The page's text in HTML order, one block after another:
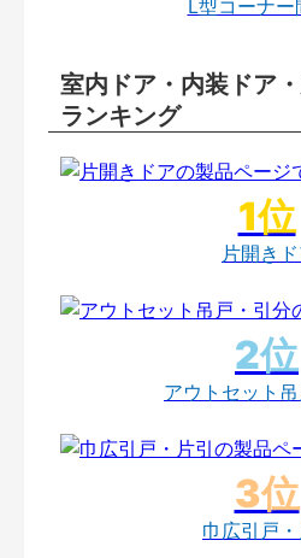
L型コーナー
室内ドア・内装ドア
ランキング
片開き
アウトセット
巾広引戸・